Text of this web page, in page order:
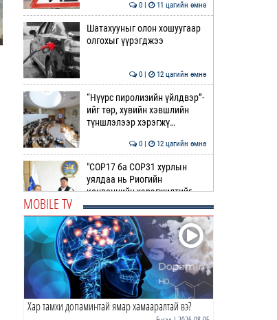
0 | 11 цагийн өмнө
Шатахууныг олон хошуугаар
олгохыг үүрэгджээ
0 | 12 цагийн өмнө
“Нүүрс пиролизийн үйлдвэр”-
ийг төр, хувийн хэвшлийн
түншлэлээр хэрэгжү…
0 | 12 цагийн өмнө
"COP17 ба COP31 хурлын
уялдаа нь Риогийн
конвенцийн хэрэгжилтийг
ахиул…
Монгол төрийн парадокс нь
шатахуун
0 | 13 цагийн өмнө
Б.Пүрэвдагва: Найман
MOBILE TV
Хар тамхи допаминтай ямар хамааралтай вэ?